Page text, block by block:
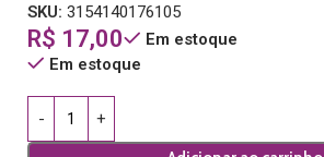
SKU: 3154140176105
R$ 17,00
Em estoque
Em estoque